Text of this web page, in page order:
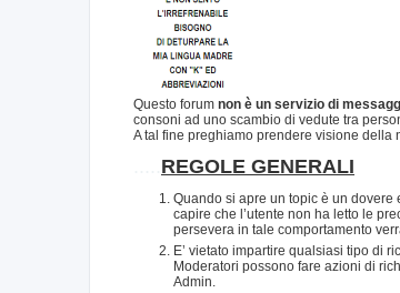
Questo forum non è un servizio di
consoni ad uno scambio di vedute tra
A tal fine preghiamo prendere visione della
REGOLE GENERALI
Quando si apre un topic è un
capire che l’utente non ha letto le
persevera in tale comportamento
E’ vietato impartire qualsiasi tipo di
Moderatori possono fare azioni di
Admin.